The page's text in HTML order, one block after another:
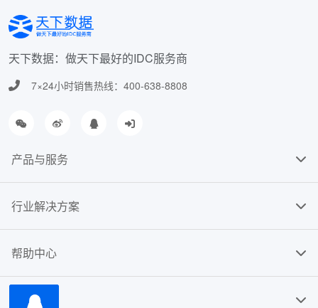
天下数据：做天下最好的IDC服务商
7×24小时销售热线：400-638-8808
产品与服务
行业解决方案
帮助中心
关于我们